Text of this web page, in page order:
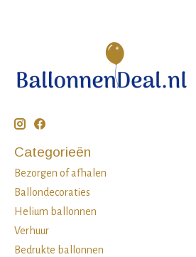
Categorieën
Bezorgen of afhalen
Ballondecoraties
Helium ballonnen
Verhuur
Bedrukte ballonnen